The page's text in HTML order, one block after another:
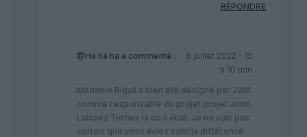
RÉPONDRE
@Ha ha ha a commenté :
6 juillet 2022 - 13
h 10 min
Madame Rigail a bien été désigné par J2M
comme responsable du projet projet Joon.
Laissez Ternes la ou il était. Je ne suis pas
certain que vous aviez saisi la différence